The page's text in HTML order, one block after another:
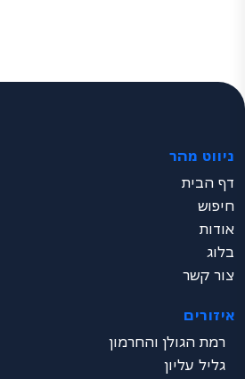
ניווט מהר
דף הבית
חיפוש
אודות
בלוג
צור קשר
איזורים
רמת הגולן והחרמון
גליל עליון